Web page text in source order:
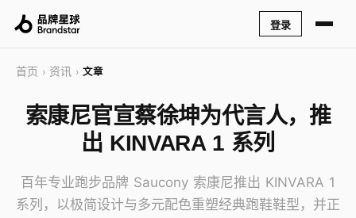
登录
首页 › 资讯 › 文章
索康尼官宣蔡徐坤为代言人，推
出 KINVARA 1 系列
百年专业跑步品牌 Saucony 索康尼推出 KINVARA 1
系列，以极简设计与多元配色重塑经典跑鞋鞋型，并正